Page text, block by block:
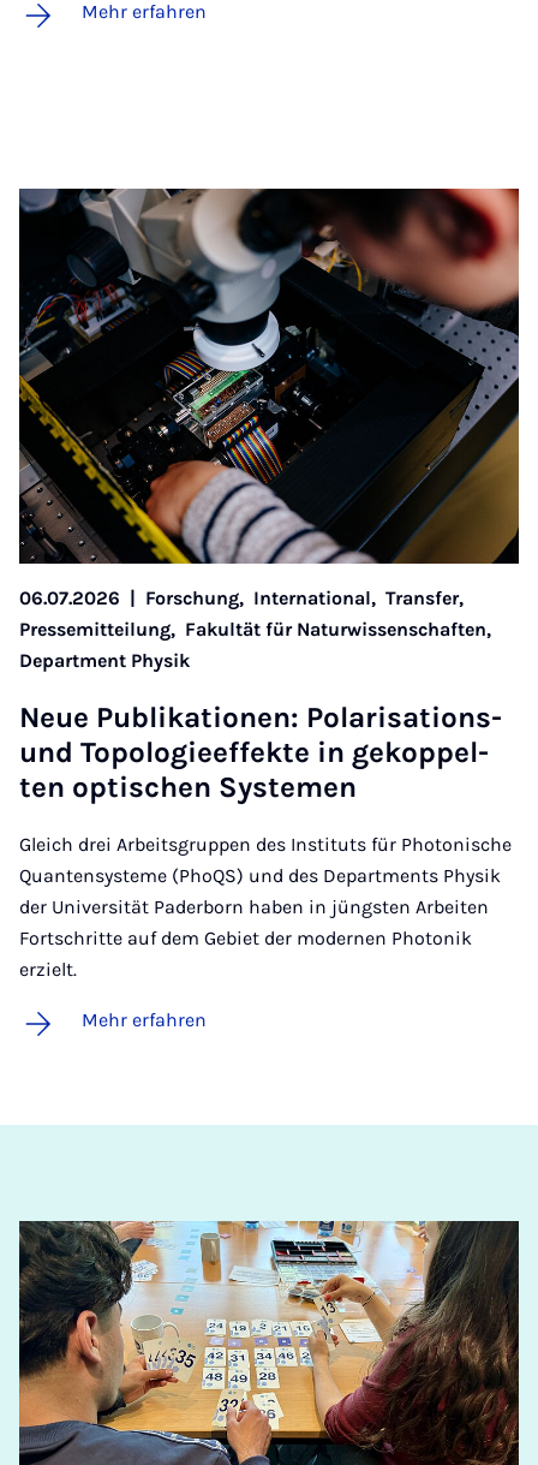
Mehr erfahren
06.07.2026 | Forschung, International, Transfer,
Pressemitteilung, Fakultät für Naturwissenschaften,
Department Physik
Neue Pu­bli­ka­ti­o­nen: Po­la­ri­sa­ti­ons-
und To­po­lo­gie­ef­fek­te in ge­kop­pel­
ten op­ti­schen Sys­te­men
Gleich drei Arbeitsgruppen des Instituts für Photonische
Quantensysteme (PhoQS) und des Departments Physik
der Universität Paderborn haben in jüngsten Arbeiten
Fortschritte auf dem Gebiet der modernen Photonik
erzielt.
Mehr erfahren